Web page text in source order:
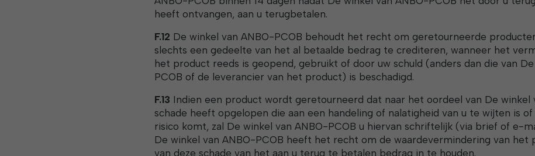
heeft ontvangen, aan u terugbetalen.
F.12 De winkel van ANBO-PCOB behoudt het recht om geretourneerde
slechts een gedeelte van het al betaalde bedrag te crediteren, wanneer het
het product reeds is geopend, gebruikt of door uw schuld (anders dan die van
PCOB of de leverancier van het product) is beschadigd.
F.13 Indien een product wordt geretourneerd dat naar het oordeel van De winkel
schade heeft opgelopen die aan een handeling of nalatigheid van u te wijten is of
risico komt, zal De winkel van ANBO-PCOB u hiervan schriftelijk (via brief of e-
De winkel van ANBO-PCOB heeft het recht om de waardevermindering van het
van deze schade van het aan u terug te betalen bedrag in te houden.